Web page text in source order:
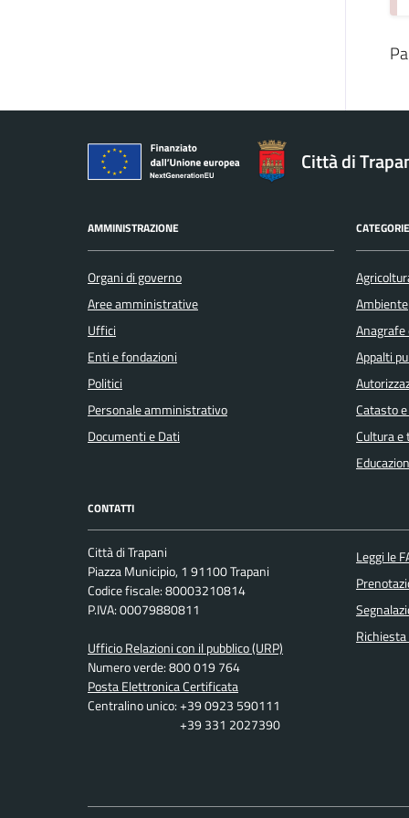
Città di
AMMINISTRAZIONE
Organi di governo
Aree amministrative
Uffici
Enti e fondazioni
Politici
Personale amministrativo
Documenti e Dati
Ambiente
Appalti
Catasto
Cultura e
CONTATTI
Città di Trapani
Piazza Municipio, 1 91100 Trapani
Codice fiscale: 80003210814
P.IVA: 00079880811
Ufficio Relazioni con il pubblico (URP)
Numero verde: 800 019 764
Posta Elettronica Certificata
Centralino unico: +39 0923 590111
+39 331 2027390
Leggi le